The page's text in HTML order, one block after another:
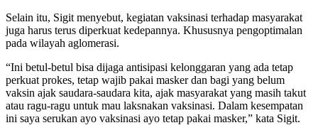
Selain itu, Sigit menyebut, kegiatan vaksinasi terhadap masyarakat
juga harus terus diperkuat kedepannya. Khususnya pengoptimalan
pada wilayah aglomerasi.
“Ini betul-betul bisa dijaga antisipasi kelonggaran yang ada tetap
perkuat prokes, tetap wajib pakai masker dan bagi yang belum
vaksin ajak saudara-saudara kita, ajak masyarakat yang masih takut
atau ragu-ragu untuk mau laksnakan vaksinasi. Dalam kesempatan
ini saya serukan ayo vaksinasi ayo tetap pakai masker,” kata Sigit.